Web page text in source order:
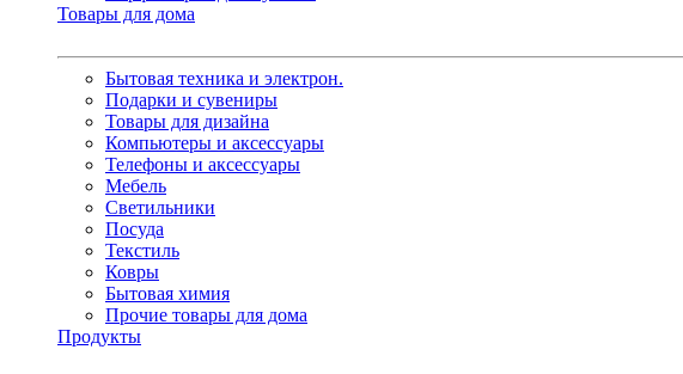
Товары для дома
Бытовая техника и электрон.
Подарки и сувениры
Товары для дизайна
Компьютеры и аксессуары
Телефоны и аксессуары
Мебель
Светильники
Посуда
Текстиль
Ковры
Бытовая химия
Прочие товары для дома
Продукты